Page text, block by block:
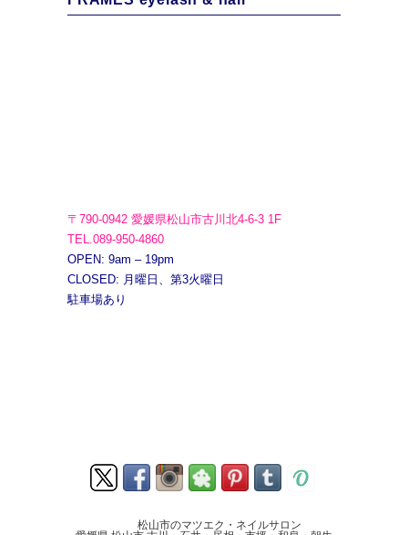
〒790-0942 愛媛県松山市古川北4-6-3 1F
TEL.089-950-4860
OPEN: 9am – 19pm
CLOSED: 月曜日、第3火曜日
駐車場あり
松山市のマツエク・ネイルサロン